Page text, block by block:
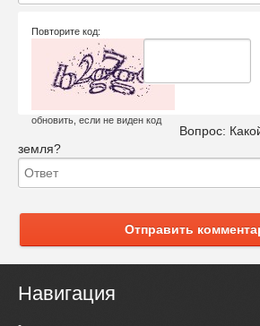
Повторите код:
обновить, если не виден код
Вопрос:
земля?
Отправить
Навигация